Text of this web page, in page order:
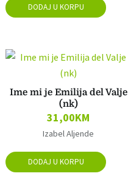
DODAJ U KORPU
Ime mi je Emilija del Valje
(nk)
31,00KM
Izabel Aljende
DODAJ U KORPU